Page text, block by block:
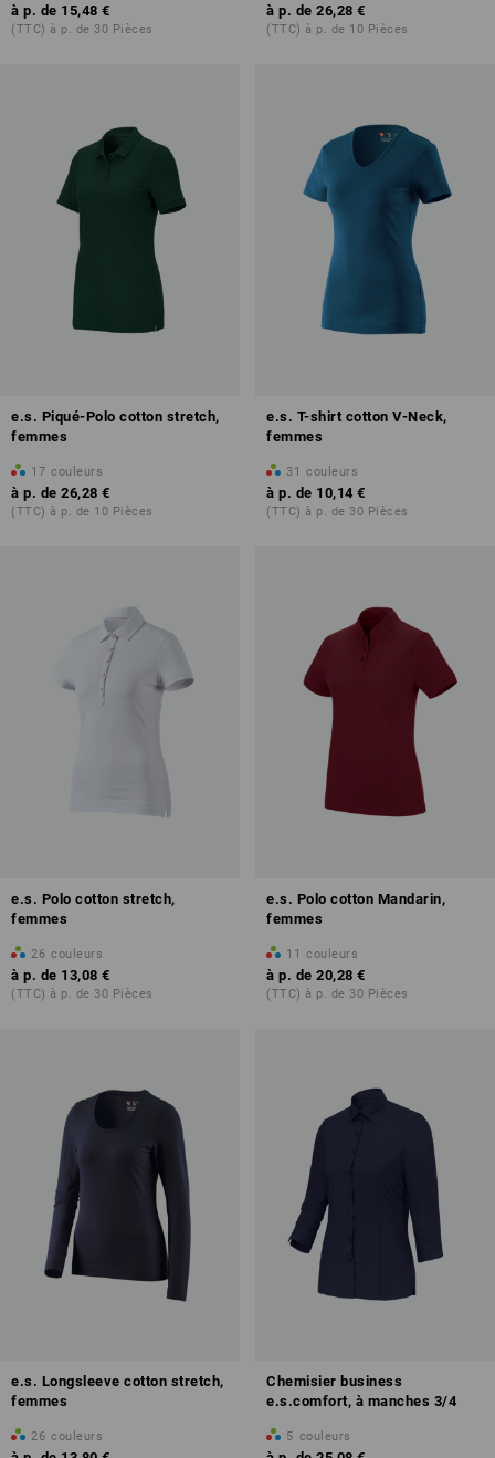
à p. de 15,48 €
(TTC) à p. de 30 Pièces
à p. de 26,28 €
(TTC) à p. de 10 Pièces
e.s. Piqué-Polo cotton stretch,
femmes
17 couleurs
à p. de 26,28 €
(TTC) à p. de 10 Pièces
e.s. T-shirt cotton V-Neck,
femmes
31 couleurs
à p. de 10,14 €
(TTC) à p. de 30 Pièces
e.s. Polo cotton stretch,
femmes
26 couleurs
à p. de 13,08 €
(TTC) à p. de 30 Pièces
e.s. Polo cotton Mandarin,
femmes
11 couleurs
à p. de 20,28 €
(TTC) à p. de 30 Pièces
e.s. Longsleeve cotton stretch,
femmes
26 couleurs
Chemisier business
e.s.comfort, à manches 3/4
5 couleurs